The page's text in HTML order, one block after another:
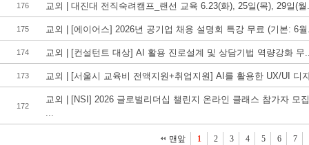
176 교외 | 대진대 전직숙려캠프_랜선 교육 6.23(화), 25일(목), 29일(
175 교외 | [에이어스] 2026년 공기업 채용 설명회 특강 무료 (기본: 6
174 교외 | [컨설턴트 대상] AI 활용 진로설계 및 상담기법 역량강화 무
173 교외 | [서울시 교육비 전액지원+취업지원] AI를 활용한 UX/UI 디
172
교외 | [NSI] 2026 글로벌리더십 챌린지 온라인 클래스 참가자 모집
...
맨앞 1 2 3 4 5 6 7